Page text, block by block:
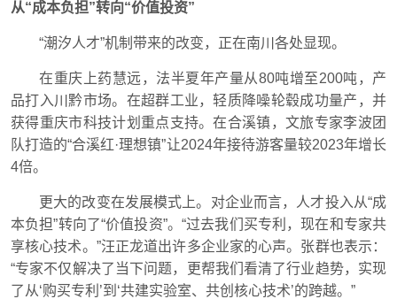
从“成本负担”转向“价值投资”
“潮汐人才”机制带来的改变，正在南川各处显现。
在重庆上药慧远，法半夏年产量从80吨增至200吨，产
品打入川黔市场。在超群工业，轻质降噪轮毂成功量产，并
获得重庆市科技计划重点支持。在合溪镇，文旅专家李波团
队打造的“合溪红·理想镇”让2024年接待游客量较2023年增长
4倍。
更大的改变在发展模式上。对企业而言，人才投入从“成
本负担”转向了“价值投资”。“过去我们买专利，现在和专家共
享核心技术。”汪正龙道出许多企业家的心声。张群也表示：
“专家不仅解决了当下问题，更帮我们看清了行业趋势，实现
了从‘购买专利’到‘共建实验室、共创核心技术’的跨越。”